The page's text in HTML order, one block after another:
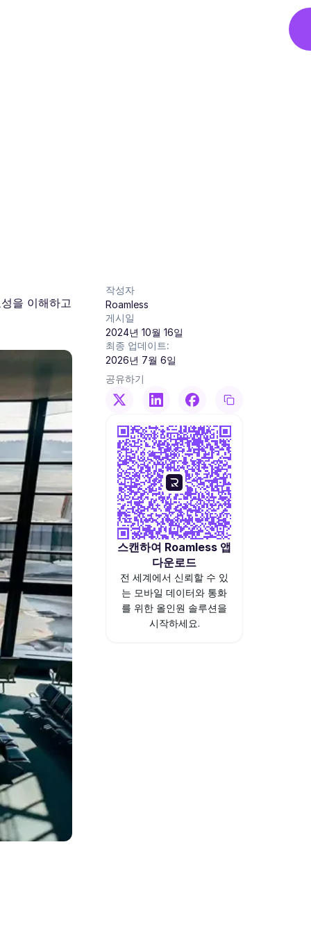
을 이해하고
작성자
Roamless
게시일
2024년 10월 16일
최종 업데이트:
2026년 7월 6일
공유하기
스캔하여 Roamless 앱
다운로드
전 세계에서 신뢰할 수 있
는 모바일 데이터와 통화
를 위한 올인원 솔루션을
시작하세요.